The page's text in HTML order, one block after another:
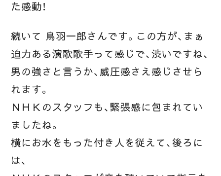
た感動！
続いて 鳥羽一郎さんです。この方が、まぁ
迫力ある演歌歌手って感じで、渋いですね、
男の強さと言うか、威圧感さえ感じさせら
れます。
ＮＨＫのスタッフも、緊張感に包まれてい
ましたね。
横にお水をもった付き人を従えて、後ろに
は、